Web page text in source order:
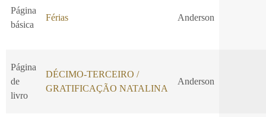
Página
básica
Férias Anderson
Página
de
livro
DÉCIMO-TERCEIRO /
GRATIFICAÇÃO NATALINA
Anderson